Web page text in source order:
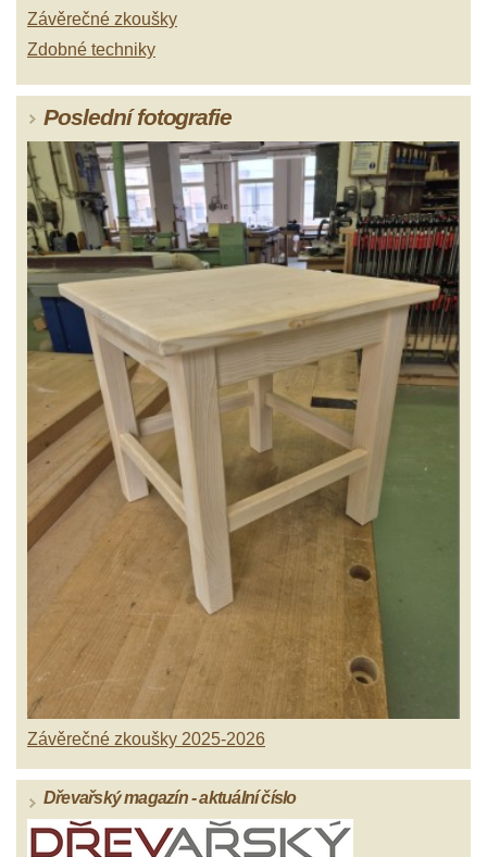
Závěrečné zkoušky
Zdobné techniky
Poslední fotografie
Závěrečné zkoušky 2025-2026
Dřevařský magazín - aktuální číslo